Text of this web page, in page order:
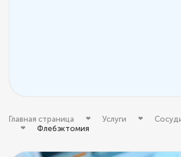
Главная страница Услуги
Флебэктомия